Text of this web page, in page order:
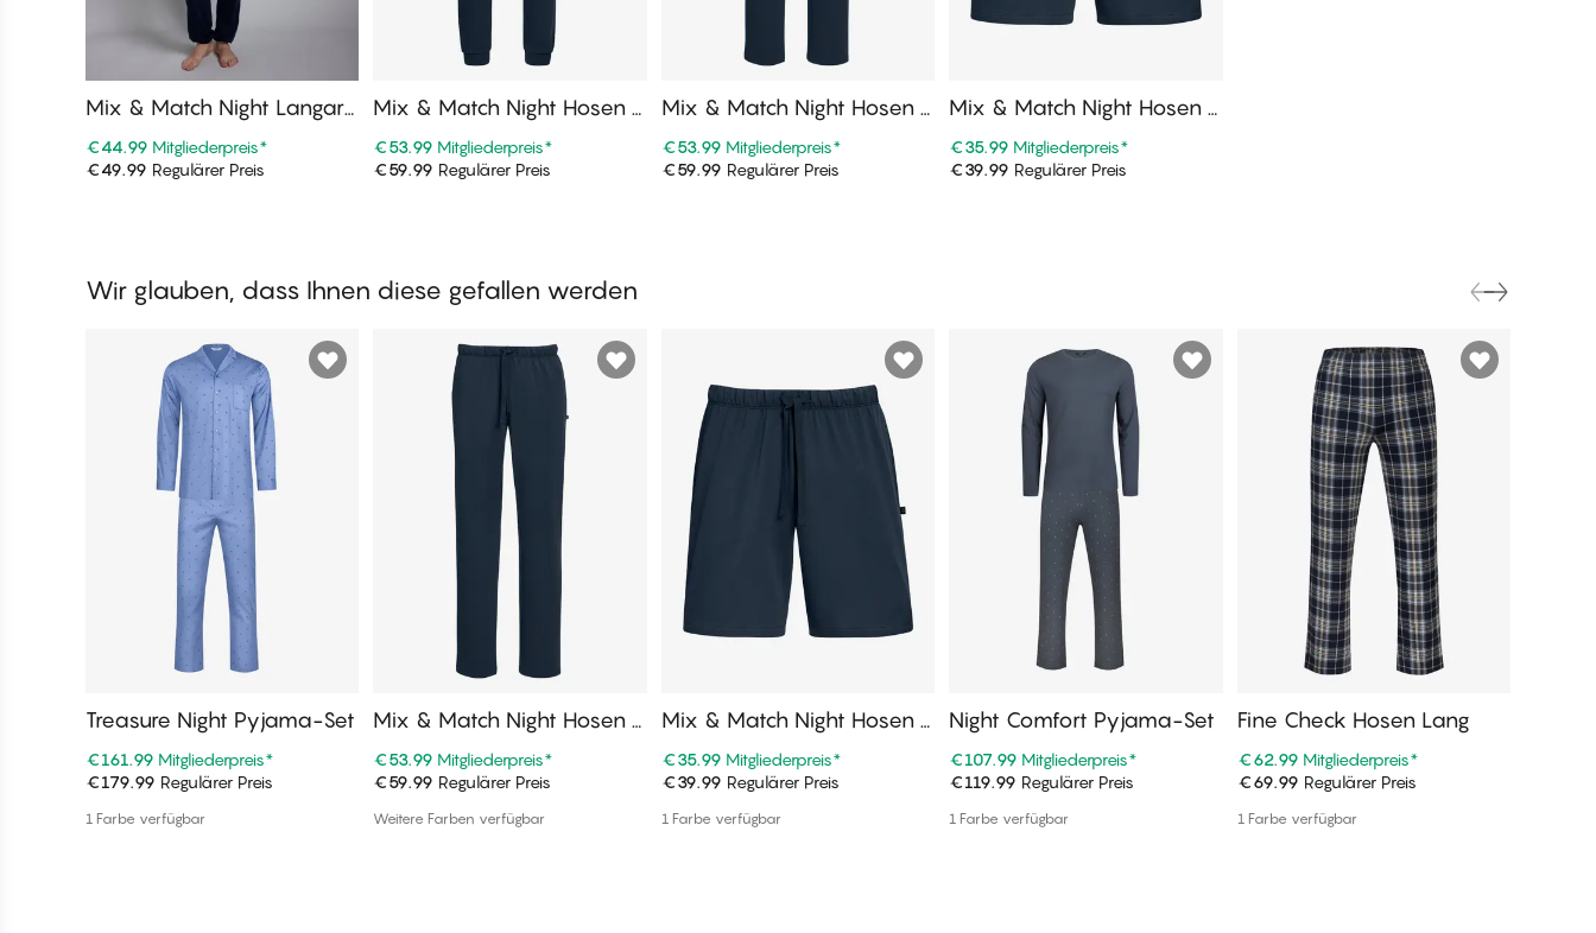
In den Warenkorb
Mix & Match Night Langar
chnitt
€44.99 Mitgliederpreis*
€49.99 Regulärer Preis In den Warenkorb
Mix & Match Night Hosen L
€53.99 Mitgliederpreis*
€59.99 Regulärer Preis In den Warenkorb
Mix & Match Night Hosen L
€53.99 Mitgliederpreis*
€59.99 Regulärer Preis In den Warenkorb
Mix & Match Night Hosen K
€35.99 Mitgliederpreis*
€39.99 Regulärer Preis
Wir glauben, dass Ihnen diese gefallen werden
In den Warenkorb
Treasure Night Pyjama-Set
€161.99 Mitgliederpreis*
€179.99 Regulärer Preis
1 Farbe verfügbar
In den Warenkorb
Mix & Match Night Hosen L
€53.99 Mitgliederpreis*
€59.99 Regulärer Preis
Weitere Farben verfügbar
In den Warenkorb
Mix & Match Night Hosen K
€35.99 Mitgliederpreis*
€39.99 Regulärer Preis
1 Farbe verfügbar
In den Warenkorb
Night Comfort Pyjama-Set
€107.99 Mitgliederpreis*
€119.99 Regulärer Preis
1 Farbe verfügbar
In den Warenkorb
Fine Check Hosen Lang
€62.99 Mitgliederpreis*
€69.99 Regulärer Preis
1 Farbe verfügbar